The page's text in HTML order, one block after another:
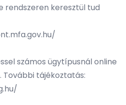
rendszeren keresztül tud
számos ügytípusnál online
További tájékoztatás: